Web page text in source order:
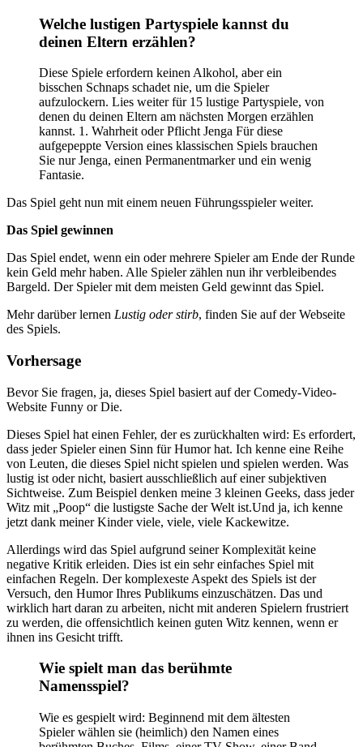
Welche lustigen Partyspiele kannst du
deinen Eltern erzählen?
Diese Spiele erfordern keinen Alkohol, aber ein
bisschen Schnaps schadet nie, um die Spieler
aufzulockern. Lies weiter für 15 lustige Partyspiele, von
denen du deinen Eltern am nächsten Morgen erzählen
kannst. 1. Wahrheit oder Pflicht Jenga Für diese
aufgepeppte Version eines klassischen Spiels brauchen
Sie nur Jenga, einen Permanentmarker und ein wenig
Fantasie.
Das Spiel geht nun mit einem neuen Führungsspieler weiter.
Das Spiel gewinnen
Das Spiel endet, wenn ein oder mehrere Spieler am Ende der Runde
kein Geld mehr haben. Alle Spieler zählen nun ihr verbleibendes
Bargeld. Der Spieler mit dem meisten Geld gewinnt das Spiel.
Mehr darüber lernen Lustig oder stirb, finden Sie auf der Webseite
des Spiels.
Vorhersage
Bevor Sie fragen, ja, dieses Spiel basiert auf der Comedy-Video-
Website Funny or Die.
Dieses Spiel hat einen Fehler, der es zurückhalten wird: Es erfordert,
dass jeder Spieler einen Sinn für Humor hat. Ich kenne eine Reihe
von Leuten, die dieses Spiel nicht spielen und spielen werden. Was
lustig ist oder nicht, basiert ausschließlich auf einer subjektiven
Sichtweise. Zum Beispiel denken meine 3 kleinen Geeks, dass jeder
Witz mit „Poop“ die lustigste Sache der Welt ist.Und ja, ich kenne
jetzt dank meiner Kinder viele, viele, viele Kackewitze.
Allerdings wird das Spiel aufgrund seiner Komplexität keine
negative Kritik erleiden. Dies ist ein sehr einfaches Spiel mit
einfachen Regeln. Der komplexeste Aspekt des Spiels ist der
Versuch, den Humor Ihres Publikums einzuschätzen. Das und
wirklich hart daran zu arbeiten, nicht mit anderen Spielern frustriert
zu werden, die offensichtlich keinen guten Witz kennen, wenn er
ihnen ins Gesicht trifft.
Wie spielt man das berühmte
Namensspiel?
Wie es gespielt wird: Beginnend mit dem ältesten
Spieler wählen sie (heimlich) den Namen eines